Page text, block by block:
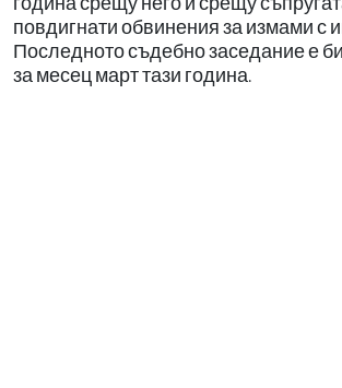
повдигнати обвинения за измами с
Последното съдебно заседание е
за месец март тази година.